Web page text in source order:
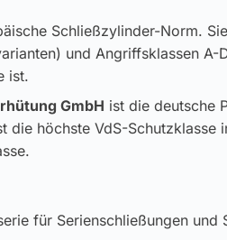
Schließzylinder-Norm.
und Angriffsklassen A-
ist.
GmbH ist die deutsche
die höchste VdS-Schutzklasse
für Serienschließungen und